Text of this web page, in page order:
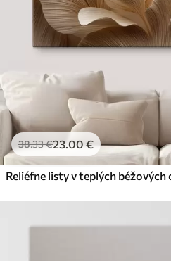
38.33€23.00€